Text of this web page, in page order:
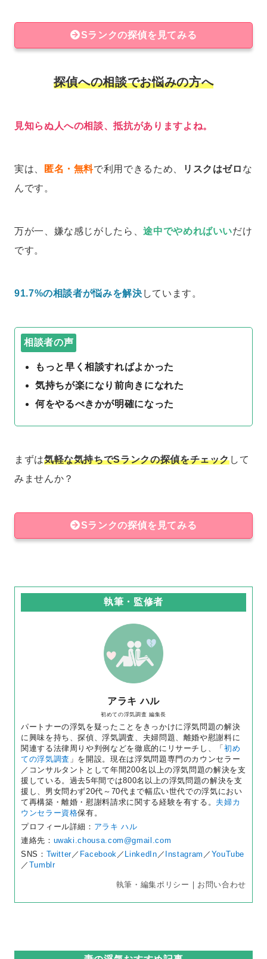
Sランクの探偵を見てみる
探偵への相談でお悩みの方へ
見知らぬ人への相談、抵抗がありますよね。
実は、 匿名・無料で利用できるため、 リスクはゼロ な
んです。
万が一、嫌な感じがしたら、途中でやめればいいだけ
です。
91.7%の相談者が悩みを解決 しています。
相談者の声
もっと早く相談すればよかった
気持ちが楽になり前向きになれた
何をやるべきかが明確になった
まずは気軽な気持ちでSランクの探偵をチェックして
みませんか？
Sランクの探偵を見てみる
執筆・監修者
アラキ ハル
初めての浮気調査 編集長
パートナーの浮気を疑ったことをきっかけに浮気問題の解決
に興味を持ち、探偵、浮気調査、夫婦問題、離婚や慰謝料に
関連する法律周りや判例などを徹底的にリサーチし、「 初め
ての浮気調査 」を開設。現在は浮気問題専門のカウンセラー
／コンサルタントとして年間200名以上の浮気問題の解決を支
援している。過去5年間では800名以上の浮気問題の解決を支
援し、男女問わず20代～70代まで幅広い世代での浮気におい
て再構築・離婚・慰謝料請求に関する経験を有する。 夫婦カ
ウンセラー資格保有。
プロフィール詳細： アラキ ハル
連絡先： uwaki.chousa.com@gmail.com
SNS： Twitter／ Facebook ／ LinkedIn ／ Instagram ／ YouTube
／ Tumblr
執筆・編集ポリシー ｜ お問い合わせ